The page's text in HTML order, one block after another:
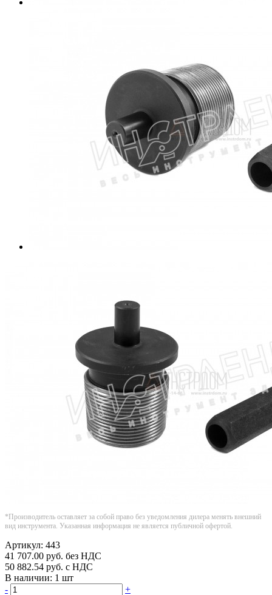
*Производитель оставляет за собой право без уведомления дилера менять внешний
вид инструмента. Указанная информация не является публичной офертой.
Артикул: 443
41 707.00 руб. без НДС
50 882.54 руб. с НДС
В наличии: 1 шт
-
+